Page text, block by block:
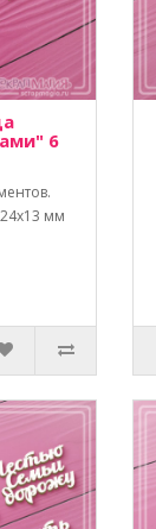
6
мм